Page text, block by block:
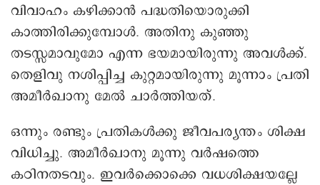
വിവാഹം കഴിക്കാൻ പദ്ധതിയൊരുക്കി
കാത്തിരിക്കുമ്പോൾ. അതിനു കുഞ്ഞു
തടസ്സമാവുമോ എന്ന ഭയമായിരുന്നു അവൾക്ക്.
തെളിവു നശിപ്പിച്ച കുറ്റമായിരുന്നു മൂന്നാം പ്രതി
അമീർഖാനു മേൽ ചാർത്തിയത്.
ഒന്നും രണ്ടും പ്രതികൾക്കു ജീവപര്യന്തം ശിക്ഷ
വിധിച്ചു. അമീർഖാനു മൂന്നു വർഷത്തെ
കഠിനതടവും. ഇവർ‌ക്കൊക്കെ വധശിക്ഷയല്ലേ